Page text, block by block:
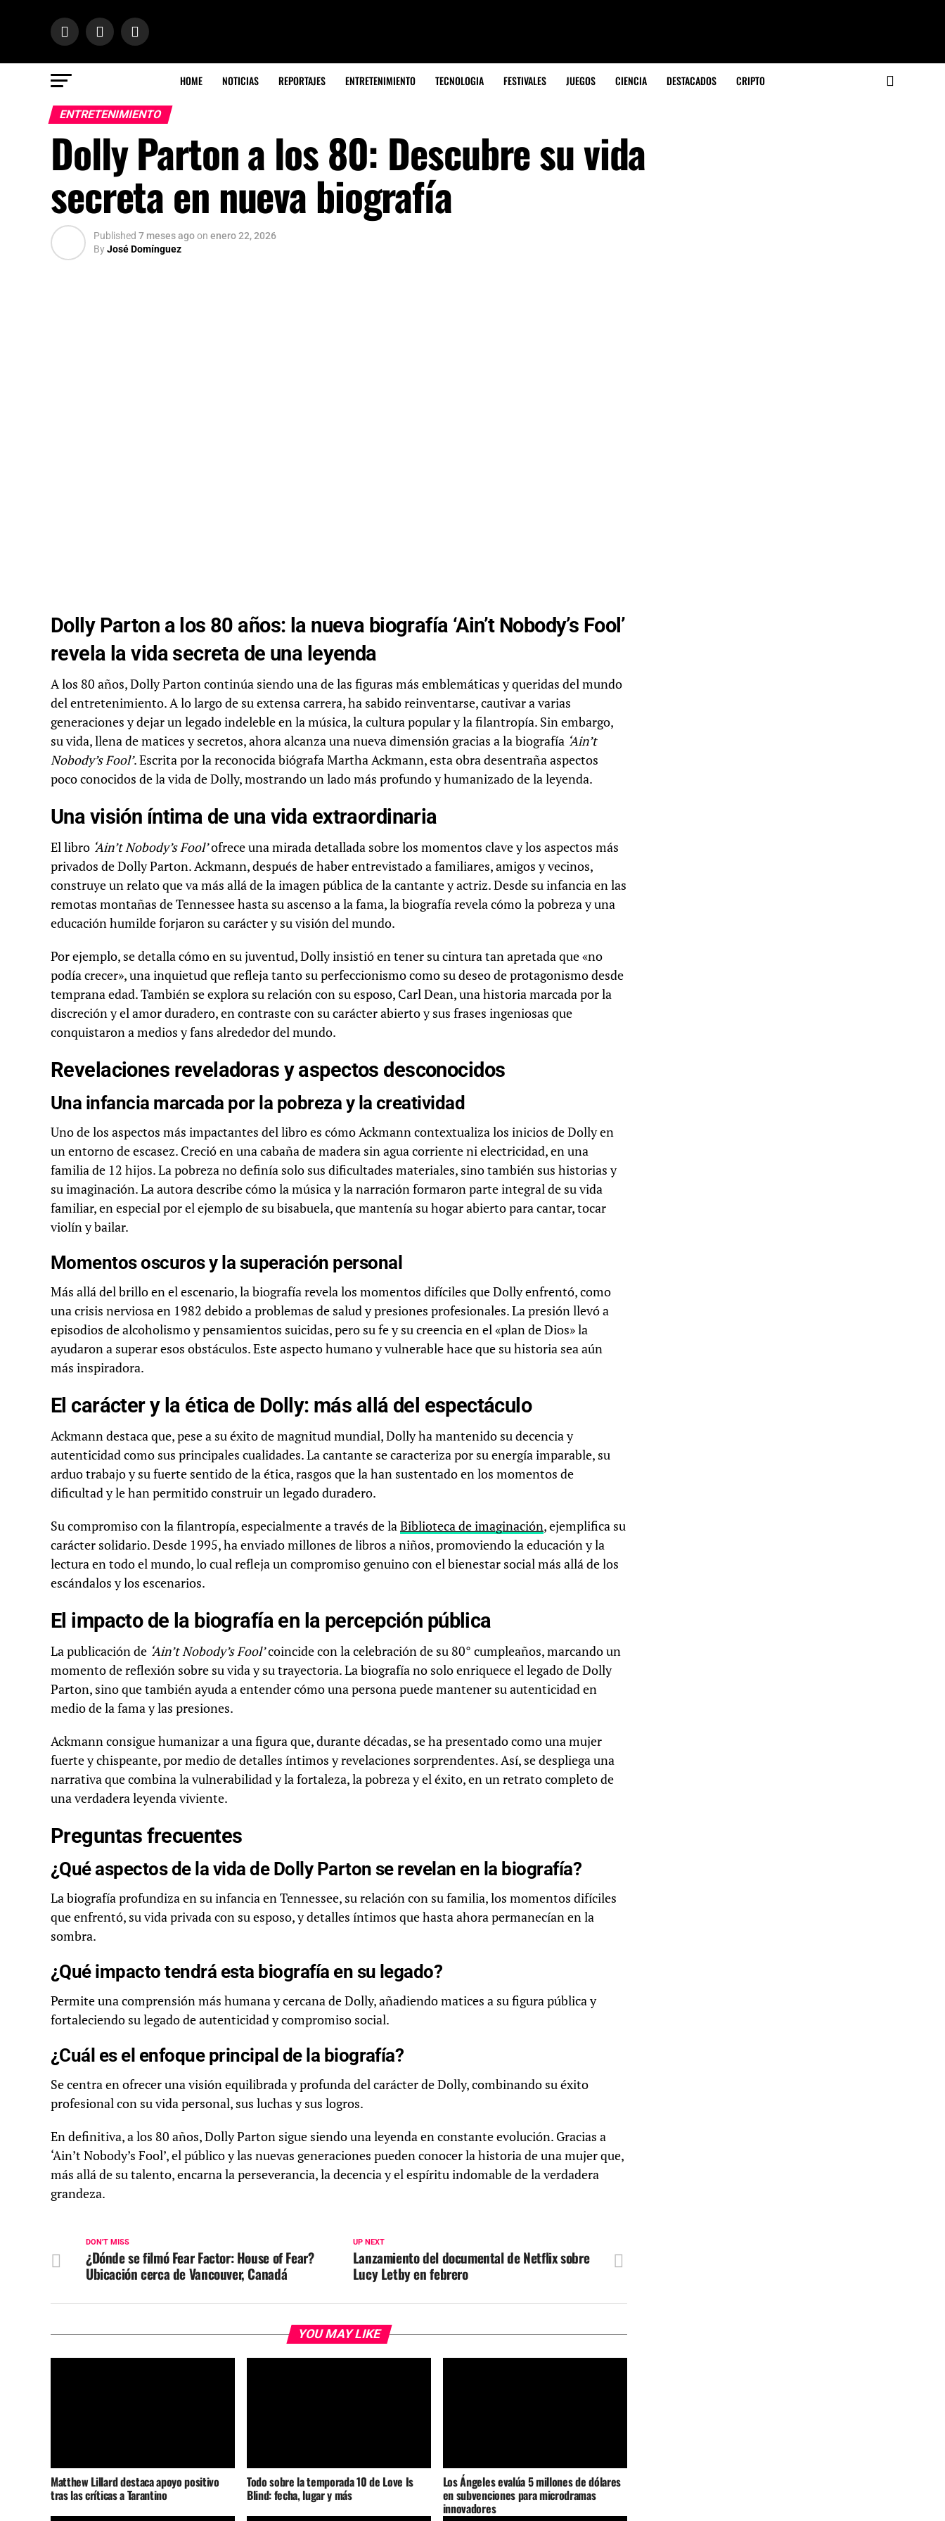
HOME NOTICIAS REPORTAJES ENTRETENIMIENTO TECNOLOGIA FESTIVALES JUEGOS CIENCIA DESTACADOS CRIPTO
ENTRETENIMIENTO
Dolly Parton a los 80: Descubre su vida
secreta en nueva biografía
Published 7 meses agoon enero 22, 2026
ByJosé Domínguez
Dolly Parton a los 80 años: la nueva biografía ‘Ain’t Nobody’s Fool’
revela la vida secreta de una leyenda
A los 80 años, Dolly Parton continúa siendo una de las figuras más emblemáticas y queridas del mundo
del entretenimiento. A lo largo de su extensa carrera, ha sabido reinventarse, cautivar a varias
generaciones y dejar un legado indeleble en la música, la cultura popular y la filantropía. Sin embargo,
su vida, llena de matices y secretos, ahora alcanza una nueva dimensión gracias a la biografía ‘Ain’t
Nobody’s Fool’. Escrita por la reconocida biógrafa Martha Ackmann, esta obra desentraña aspectos
poco conocidos de la vida de Dolly, mostrando un lado más profundo y humanizado de la leyenda.
Una visión íntima de una vida extraordinaria
El libro ‘Ain’t Nobody’s Fool’ofrece una mirada detallada sobre los momentos clave y los aspectos más
privados de Dolly Parton. Ackmann, después de haber entrevistado a familiares, amigos y vecinos,
construye un relato que va más allá de la imagen pública de la cantante y actriz. Desde su infancia en las
remotas montañas de Tennessee hasta su ascenso a la fama, la biografía revela cómo la pobreza y una
educación humilde forjaron su carácter y su visión del mundo.
Por ejemplo, se detalla cómo en su juventud, Dolly insistió en tener su cintura tan apretada que «no
podía crecer», una inquietud que refleja tanto su perfeccionismo como su deseo de protagonismo desde
temprana edad. También se explora su relación con su esposo, Carl Dean, una historia marcada por la
discreción y el amor duradero, en contraste con su carácter abierto y sus frases ingeniosas que
conquistaron a medios y fans alrededor del mundo.
Revelaciones reveladoras y aspectos desconocidos
Una infancia marcada por la pobreza y la creatividad
Uno de los aspectos más impactantes del libro es cómo Ackmann contextualiza los inicios de Dolly en
un entorno de escasez. Creció en una cabaña de madera sin agua corriente ni electricidad, en una
familia de 12 hijos. La pobreza no definía solo sus dificultades materiales, sino también sus historias y
su imaginación. La autora describe cómo la música y la narración formaron parte integral de su vida
familiar, en especial por el ejemplo de su bisabuela, que mantenía su hogar abierto para cantar, tocar
violín y bailar.
Momentos oscuros y la superación personal
Más allá del brillo en el escenario, la biografía revela los momentos difíciles que Dolly enfrentó, como
una crisis nerviosa en 1982 debido a problemas de salud y presiones profesionales. La presión llevó a
episodios de alcoholismo y pensamientos suicidas, pero su fe y su creencia en el «plan de Dios» la
ayudaron a superar esos obstáculos. Este aspecto humano y vulnerable hace que su historia sea aún
más inspiradora.
El carácter y la ética de Dolly: más allá del espectáculo
Ackmann destaca que, pese a su éxito de magnitud mundial, Dolly ha mantenido su decencia y
autenticidad como sus principales cualidades. La cantante se caracteriza por su energía imparable, su
arduo trabajo y su fuerte sentido de la ética, rasgos que la han sustentado en los momentos de
dificultad y le han permitido construir un legado duradero.
Su compromiso con la filantropía, especialmente a través de laBiblioteca de imaginación, ejemplifica su
carácter solidario. Desde 1995, ha enviado millones de libros a niños, promoviendo la educación y la
lectura en todo el mundo, lo cual refleja un compromiso genuino con el bienestar social más allá de los
escándalos y los escenarios.
El impacto de la biografía en la percepción pública
La publicación de ‘Ain’t Nobody’s Fool’coincide con la celebración de su 80° cumpleaños, marcando un
momento de reflexión sobre su vida y su trayectoria. La biografía no solo enriquece el legado de Dolly
Parton, sino que también ayuda a entender cómo una persona puede mantener su autenticidad en
medio de la fama y las presiones.
Ackmann consigue humanizar a una figura que, durante décadas, se ha presentado como una mujer
fuerte y chispeante, por medio de detalles íntimos y revelaciones sorprendentes. Así, se despliega una
narrativa que combina la vulnerabilidad y la fortaleza, la pobreza y el éxito, en un retrato completo de
una verdadera leyenda viviente.
Preguntas frecuentes
¿Qué aspectos de la vida de Dolly Parton se revelan en la biografía?
La biografía profundiza en su infancia en Tennessee, su relación con su familia, los momentos difíciles
que enfrentó, su vida privada con su esposo, y detalles íntimos que hasta ahora permanecían en la
sombra.
¿Qué impacto tendrá esta biografía en su legado?
Permite una comprensión más humana y cercana de Dolly, añadiendo matices a su figura pública y
fortaleciendo su legado de autenticidad y compromiso social.
¿Cuál es el enfoque principal de la biografía?
Se centra en ofrecer una visión equilibrada y profunda del carácter de Dolly, combinando su éxito
profesional con su vida personal, sus luchas y sus logros.
En definitiva, a los 80 años, Dolly Parton sigue siendo una leyenda en constante evolución. Gracias a
‘Ain’t Nobody’s Fool’, el público y las nuevas generaciones pueden conocer la historia de una mujer que,
más allá de su talento, encarna la perseverancia, la decencia y el espíritu indomable de la verdadera
grandeza.
UP NEXT
Lanzamiento del documental de Netflix sobre
Lucy Letby en febrero
DON'T MISS
¿Dónde se filmó Fear Factor: House of Fear?
Ubicación cerca de Vancouver, Canadá
YOU MAY LIKE
Matthew Lillard destaca apoyo positivo
tras las críticas a Tarantino
Todo sobre la temporada 10 de Love Is
Blind: fecha, lugar y más
Los Ángeles evalúa 5 millones de dólares
en subvenciones para microdramas
innovadores